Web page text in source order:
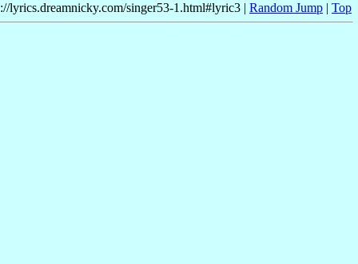
lyrics.dreamnicky.com/singer53-1.html#lyric3 | Random Jump | Top